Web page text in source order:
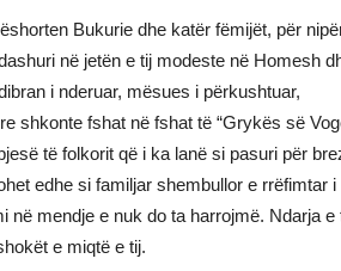
Bukurie dhe katër fëmijët, për
në jetën e tij modeste në Homesh
i nderuar, mësues i përkushtuar,
shkonte fshat në fshat të “Grykës së
të folkorit që i ka lanë si pasuri për
edhe si familjar shembullor e rrëfimtar i
në mendje e nuk do ta harrojmë. Ndarja e
e miqtë e tij.